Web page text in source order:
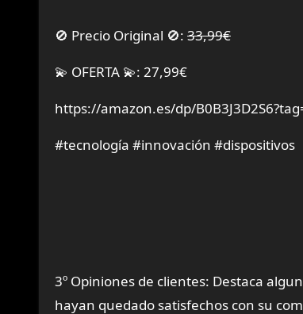
🚫 Precio Original 🚫: 33,99€
💫 OFERTA 💫: 27,99€
https://amazon.es/dp/
#tecnología #innovación #dispositivos
3º Opiniones de clientes: Destaca
hayan quedado satisfechos con su